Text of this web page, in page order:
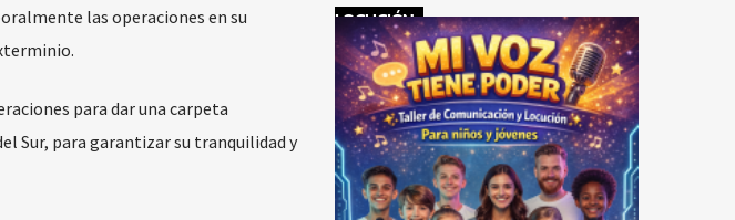
las operaciones en su
para dar una carpeta
Sur, para garantizar su tranquilidad y
LOCUCIÓN